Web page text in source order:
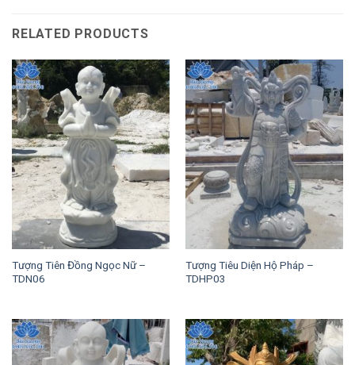
RELATED PRODUCTS
Tượng Tiên Đồng Ngọc Nữ –
TDN06
Tượng Tiêu Diện Hộ Pháp –
TDHP03